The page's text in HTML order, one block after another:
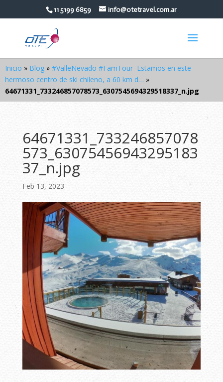
11 5199 6859 info@otetravel.com.ar
Inicio » Blog » #ValleNevado #FamTour ⁠ Estamos en este
hermoso centro de ski chileno, a 60 km d… »
64671331_733246857078573_6307545694329518337_n.jpg
64671331_733246857078
573_63075456943295183
37_n.jpg
Feb 13, 2023